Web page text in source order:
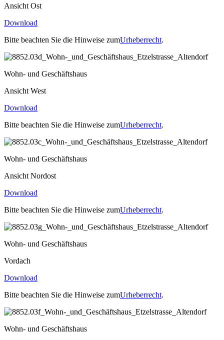
Ansicht Ost
Download
Bitte beachten Sie die Hinweise zumUrheberrecht.
Wohn- und Geschäftshaus
Ansicht West
Download
Bitte beachten Sie die Hinweise zumUrheberrecht.
Wohn- und Geschäftshaus
Ansicht Nordost
Download
Bitte beachten Sie die Hinweise zumUrheberrecht.
Wohn- und Geschäftshaus
Vordach
Download
Bitte beachten Sie die Hinweise zumUrheberrecht.
Wohn- und Geschäftshaus